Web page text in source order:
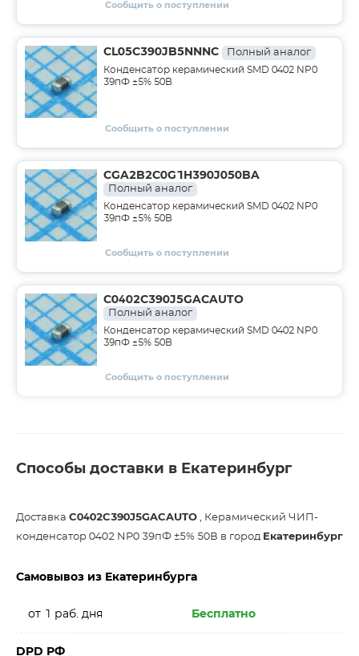
Сообщить о поступлении
CL05C390JB5NNNC Полный аналог
Конденсатор керамический SMD 0402 NP0
39пФ ±5% 50В
Сообщить о поступлении
CGA2B2C0G1H390J050BA
Полный аналог
Конденсатор керамический SMD 0402 NP0
39пФ ±5% 50В
Сообщить о поступлении
C0402C390J5GACAUTO
Полный аналог
Конденсатор керамический SMD 0402 NP0
39пФ ±5% 50В
Сообщить о поступлении
Способы доставки в Екатеринбург
Доставка C0402C390J5GACAUTO , Керамический ЧИП-
конденсатор 0402 NP0 39пФ ±5% 50В в город Екатеринбург
Самовывоз из Екатеринбурга
от 1 раб. дня Бесплатно
DPD РФ